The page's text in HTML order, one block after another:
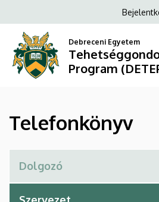
Telefonkönyv
Program
(DETEP)
a
tartalomra
fiók
Debreceni Egyetem
Program
Telefonkönyv